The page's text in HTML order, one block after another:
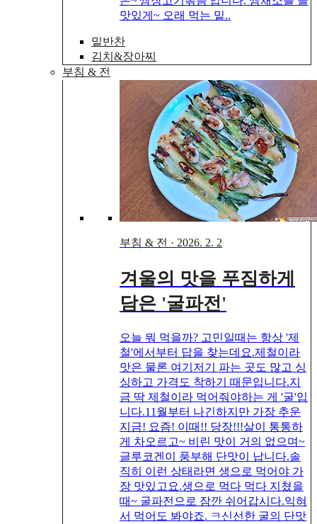
맛있게~ 오래 먹는 밑..
밑반찬
김치&장아찌
부침 & 전
부침 & 전 · 2026. 2. 2
겨울의 맛을 푸짐하게
담은 '굴파전'
오늘 뭐 먹을까? 고민일때는 항상 '제
철'에서부터 답을 찾는데요.제철이라
맛은 물론 여기저기 파는 곳도 많고 싱
싱하고 가격도 착하기 때문입니다.지
금 딱 제철이라 먹어줘야하는 게 '굴'입
니다.11월부터 나긴하지만 가장 추운
지금! 요즘! 이때!! 당장!!!살이 통통하
게 차오르고~ 비린 맛이 거의 없으며~
글루코겐이 풍부해 단맛이 납니다.솔
직히 이런 상태라면 생으로 먹어야 가
장 맛있고요.생으로 먹다 먹다 지쳤을
때~ 굴파전으로 잠깐 쉬어갑시다.익혀
서 먹어도 봐야죠. ㅋ신선한 굴의 단맛